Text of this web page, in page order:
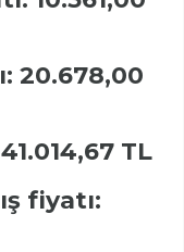
20.678,00
TL
fiyatı: